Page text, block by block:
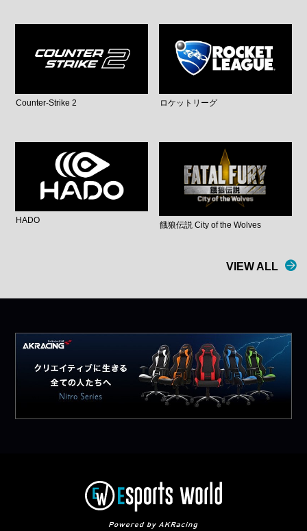
Counter-Strike 2 ロケットリーグ
HADO
餓狼伝説 City of the Wolves
VIEW ALL